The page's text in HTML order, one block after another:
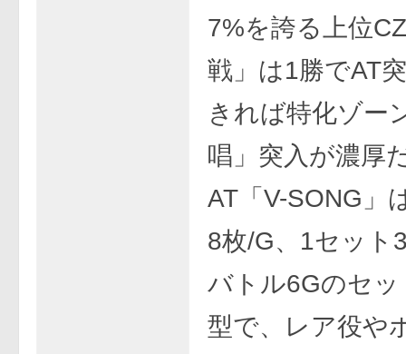
7%を誇る上位
戦」は1勝でAT
きれば特化ゾー
唱」突入が濃厚
AT「V-SONG」
8枚/G、1セット
バトル6Gのセッ
型で、レア役や